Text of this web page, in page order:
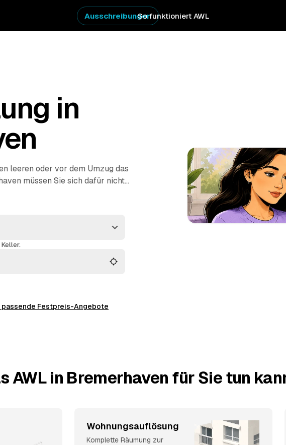
So funktioniert AWL
Ausschreibungen
in
leeren oder vor dem Umzug das
müssen Sie sich dafür nicht
machen. Über AWL stellen Sie
aus und alles wird fachgerecht
passende Festpreis-Angebote
AWL in Bremerhaven für Sie tun
Wohnungsauflösung
Komplette Räumung zur